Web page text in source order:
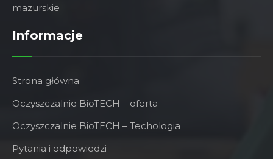
mazurskie
Informacje
Strona główna
Oczyszczalnie BioTECH – oferta
Oczyszczalnie BioTECH – Techologia
Pytania i odpowiedzi